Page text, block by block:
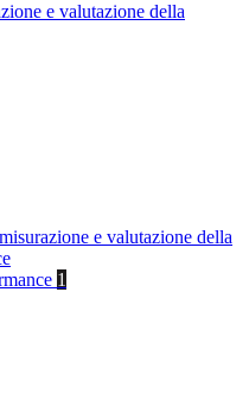
e valutazione della
e valutazione della
1